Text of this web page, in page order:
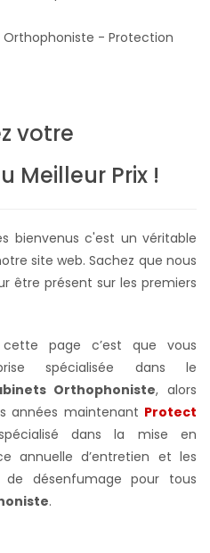
- Protection
votre
Meilleur Prix !
bienvenus c'est un véritable
site web. Sachez que nous
présent sur les premiers
page c’est que vous
spécialisée dans le
Orthophoniste, alors
années maintenant Protect
dans la mise en
annuelle d’entretien et les
de désenfumage pour tous
.